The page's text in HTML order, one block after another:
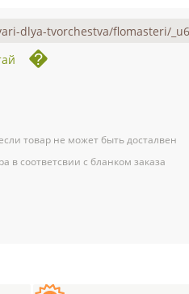
товар не может быть досталвен
в соответсвии с бланком заказа